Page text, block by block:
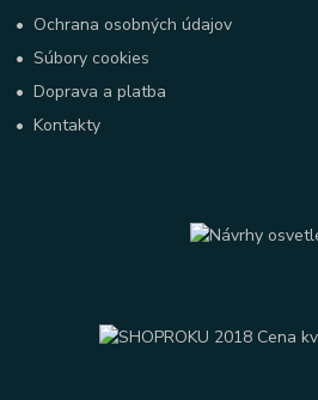
• Ochrana osobných údajov
•Súbory cookies
•Doprava a platba
•Kontakty